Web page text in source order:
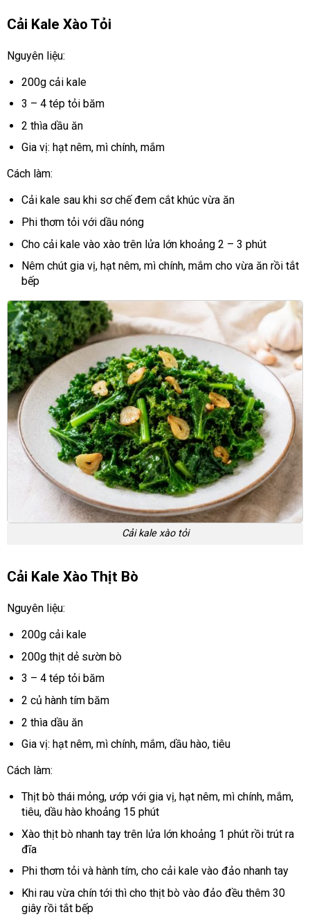
Cải Kale Xào Tỏi
Nguyên liệu:
200g cải kale
3 – 4 tép tỏi băm
2 thìa dầu ăn
Gia vị: hạt nêm, mì chính, mắm
Cách làm:
Cải kale sau khi sơ chế đem cắt khúc vừa ăn
Phi thơm tỏi với dầu nóng
Cho cải kale vào xào trên lửa lớn khoảng 2 – 3 phút
Nêm chút gia vị, hạt nêm, mì chính, mắm cho vừa ăn rồi tắt
bếp
Cải kale xào tỏi
Cải Kale Xào Thịt Bò
Nguyên liệu:
200g cải kale
200g thịt dẻ sườn bò
3 – 4 tép tỏi băm
2 củ hành tím băm
2 thìa dầu ăn
Gia vị: hạt nêm, mì chính, mắm, dầu hào, tiêu
Cách làm:
Thịt bò thái mỏng, ướp với gia vị, hạt nêm, mì chính, mắm,
tiêu, dầu hào khoảng 15 phút
Xào thịt bò nhanh tay trên lửa lớn khoảng 1 phút rồi trút ra
đĩa
Phi thơm tỏi và hành tím, cho cải kale vào đảo nhanh tay
Khi rau vừa chín tới thì cho thịt bò vào đảo đều thêm 30
giây rồi tắt bếp